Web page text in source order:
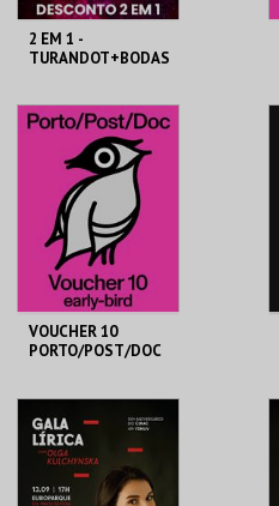
2 EM 1 -
TURANDOT+BODAS
CASTELO
AQUISIÇÃO
MAIS INFO
COMPRAR
VOUCHER 10
PORTO/POST/DOC
AQUISIÇÃO
MAIS INFO